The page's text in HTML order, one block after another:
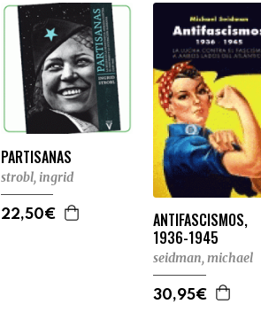
PARTISANAS
strobl, ingrid
22,50€
ANTIFASCISMOS,
1936-1945
seidman, michael
30,95€